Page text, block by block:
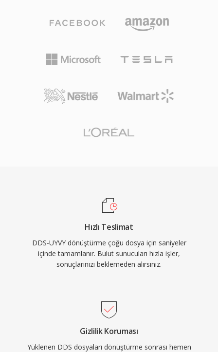
Hızlı Teslimat
DDS-UYVY dönüştürme çoğu dosya için saniyeler
içinde tamamlanır. Bulut sunucuları hızla işler,
sonuçlarınızı beklemeden alırsınız.
Gizlilik Koruması
Yüklenen DDS dosyaları dönüştürme sonrası hemen